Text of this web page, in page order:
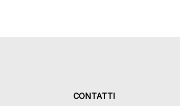
CONTATTI